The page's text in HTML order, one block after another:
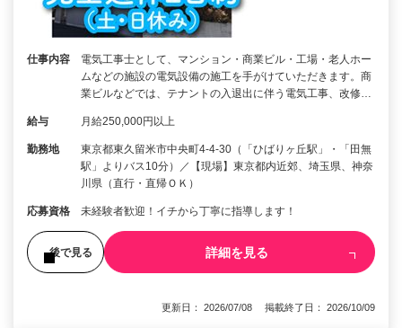
仕事内容
電気工事士として、マンション・商業ビル・工場・老人ホー
ムなどの施設の電気設備の施工を手がけていただきます。商
業ビルなどでは、テナントの入退出に伴う電気工事、改修…
給与 月給250,000円以上
勤務地
東京都東久留米市中央町4-4-30（「ひばりヶ丘駅」・「田無
駅」よりバス10分）／【現場】東京都内近郊、埼玉県、神奈
川県（直行・直帰ＯＫ）
応募資格 未経験者歓迎！イチから丁寧に指導します！
後で見る 詳細を見る
更新日： 2026/07/08 掲載終了日： 2026/10/09